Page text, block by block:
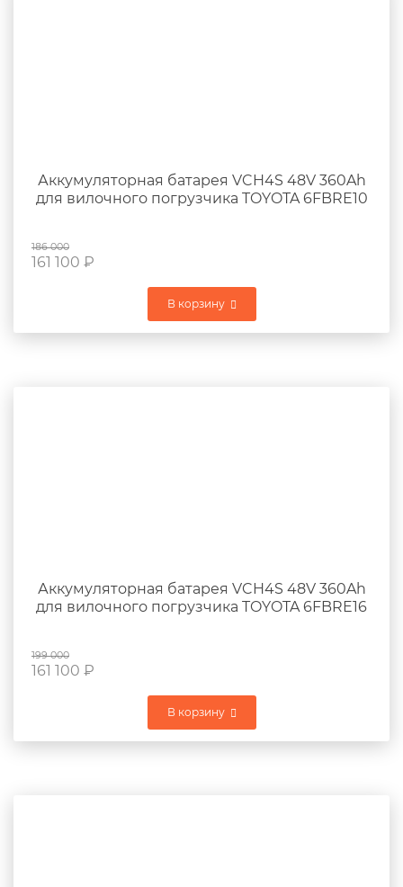
Аккумуляторная батарея VCH4S 48V 360Ah
для вилочного погрузчика TOYOTA 6FBRE10
186 000
161 100 ₽
В корзину
Аккумуляторная батарея VCH4S 48V 360Ah
для вилочного погрузчика TOYOTA 6FBRE16
199 000
161 100 ₽
В корзину